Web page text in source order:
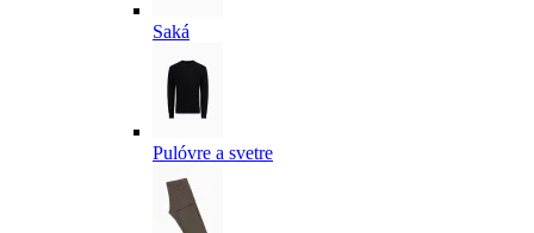
Saká
Pulóvre a svetre